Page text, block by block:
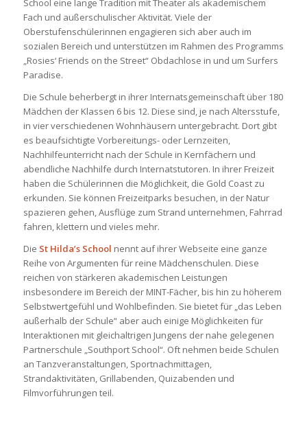
School eine lange Tradition mit Theater als akademischem
Fach und außerschulischer Aktivität. Viele der
Oberstufenschülerinnen engagieren sich aber auch im
sozialen Bereich und unterstützen im Rahmen des Programms
„Rosies‘ Friends on the Street“ Obdachlose in und um Surfers
Paradise.
Die Schule beherbergt in ihrer Internatsgemeinschaft über 180
Mädchen der Klassen 6 bis 12. Diese sind, je nach Altersstufe,
in vier verschiedenen Wohnhäusern untergebracht. Dort gibt
es beaufsichtigte Vorbereitungs- oder Lernzeiten,
Nachhilfeunterricht nach der Schule in Kernfächern und
abendliche Nachhilfe durch Internatstutoren. In ihrer Freizeit
haben die Schülerinnen die Möglichkeit, die Gold Coast zu
erkunden. Sie können Freizeitparks besuchen, in der Natur
spazieren gehen, Ausflüge zum Strand unternehmen, Fahrrad
fahren, klettern und vieles mehr.
Die St Hilda’s School nennt auf ihrer Webseite eine ganze
Reihe von Argumenten für reine Mädchenschulen. Diese
reichen von stärkeren akademischen Leistungen
insbesondere im Bereich der MINT-Fächer, bis hin zu höherem
Selbstwertgefühl und Wohlbefinden. Sie bietet für „das Leben
außerhalb der Schule“ aber auch einige Möglichkeiten für
Interaktionen mit gleichaltrigen Jungens der nahe gelegenen
Partnerschule „Southport School“. Oft nehmen beide Schulen
an Tanzveranstaltungen, Sportnachmittagen,
Strandaktivitäten, Grillabenden, Quizabenden und
Filmvorführungen teil.